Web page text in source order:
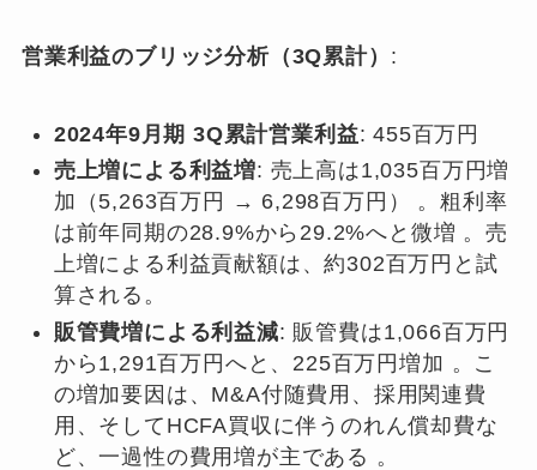
営業利益のブリッジ分析（3Q累計） :
2024年9月期 3Q累計営業利益: 455百万円
売上増による利益増: 売上高は1,035百万円増
加（5,263百万円 → 6,298百万円） 。粗利率
は前年同期の28.9%から29.2%へと微増 。売
上増による利益貢献額は、約302百万円と試
算される。
販管費増による利益減: 販管費は1,066百万円
から1,291百万円へと、225百万円増加 。こ
の増加要因は、M&A付随費用、採用関連費
用、そしてHCFA買収に伴うのれん償却費な
ど、一過性の費用増が主である 。